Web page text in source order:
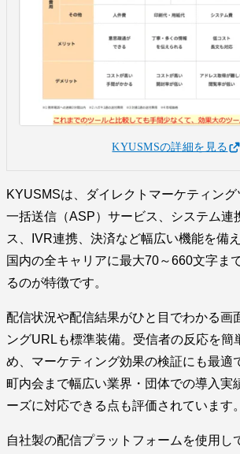
KYUSMSの詳細を見る
KYUSMSは、ダイレクトマーケティン
一括送信（ASP）サービス、システム連
ス、IVR連携、決済など幅広い機能を備
国内の全キャリアに最大70～660文字ま
るのが特徴です。
配信状況や配信結果がひと目でわかる画
ングURLも標準装備。受信者の反応を簡
め、マーケティング効果の検証にも最適
町内会まで幅広い業界・団体での導入実
ーズに対応できる点も評価されています。
自社製の配信プラットフォームを使用し